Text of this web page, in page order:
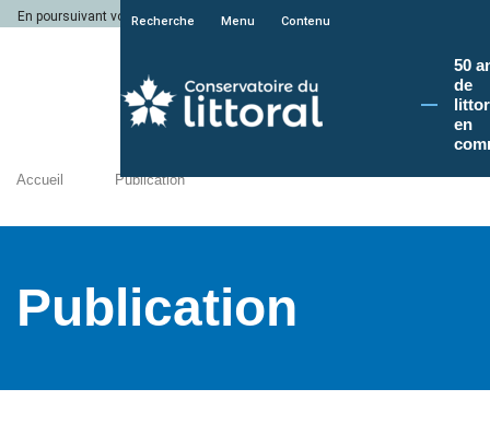
En poursuivant votre navigation sur le site du Conservatoire du littoral, vous
Recherche Menu Contenu
50
de
en
Accueil Publication
Publication